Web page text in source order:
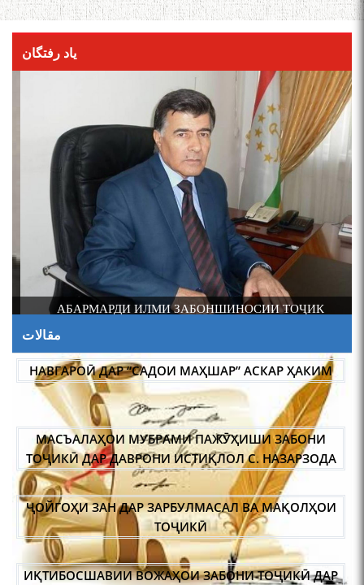
یاد رفتگان
АБАРМАРДИ ИЛМИ ЗАБОНШИНОСИИ ТОҶИК
مقالات
НАВГАРОӢ ДАР “САДОИ МАҲШАР” АСКАР ҲАКИМ
МАСЪАЛАҲОИ МУБРАМИ ПАЖӮҲИШИ ЗАБОНИ
ТОҶИКӢ ДАР ДАВРОНИ ИСТИҚЛОЛ С. НАЗАРЗОДА
ҶОЙГОҲИ ЗАН ДАР ЗАРБУЛМАСАЛ ВА МАҚОЛҲОИ
ТОҶИКӢ
ИҚТИБОСШАВИИ ВОЖАҲОИ ЗАБОНИ ТОҶИКӢ ДАР